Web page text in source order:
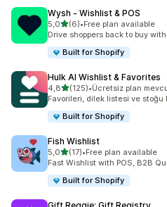
Wysh ‑ Wishlist & POS
5,05 yıldız üzerinden
(6)
toplam 6 değerlendirme
•Free plan available
Drive shoppers back to buy
Built for Shopify
Hulk AI Wishlist & Favorites
4,85 yıldız üzerinden
(125)
toplam 125 değerlendirme
•Ücretsiz plan
Favorileri, dilek listesi ve stoğu
Built for Shopify
Fish Wishlist
5,05 yıldız üzerinden
(17)
toplam 17 değerlendirme
•Free plan available
Fast Wishlist with POS, B2B
Built for Shopify